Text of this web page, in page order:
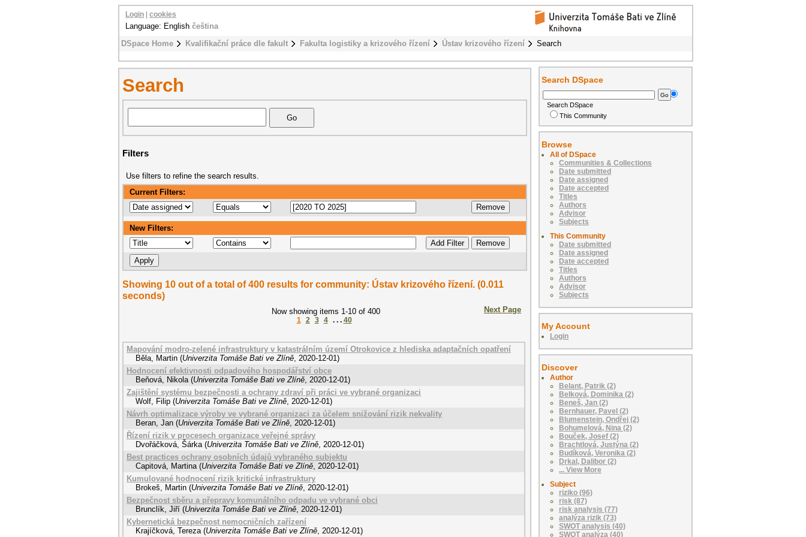
DSpace Home Kvalifikační práce dle fakult Fakulta logistiky a krizového řízení Ústav krizového řízení Search
Login cookies
Language: English čeština
Search
Filters
Use filters to refine the search results.
Current Filters:
New Filters:
Showing 10 out of a total of 400 results for community: Ústav krizového řízení. (0.011
seconds)
Now showing items 1-10 of 400
1 2 3 4 . . . 40
Next Page
Mapování modro-zelené infrastruktury v katastrálním území Otrokovice z hlediska adaptačních opatření
Běla, Martin (Univerzita Tomáše Bati ve Zlíně, 2020-12-01)
Hodnocení efektivnosti odpadového hospodářství obce
Beňová, Nikola (Univerzita Tomáše Bati ve Zlíně, 2020-12-01)
Zajištění systému bezpečnosti a ochrany zdraví při práci ve vybrané organizaci
Wolf, Filip (Univerzita Tomáše Bati ve Zlíně, 2020-12-01)
Návrh optimalizace výroby ve vybrané organizaci za účelem snižování rizik nekvality
Beran, Jan (Univerzita Tomáše Bati ve Zlíně, 2020-12-01)
Řízení rizik v procesech organizace veřejné správy
Dvořáčková, Šárka (Univerzita Tomáše Bati ve Zlíně, 2020-12-01)
Best practices ochrany osobních údajů vybraného subjektu
Capitová, Martina (Univerzita Tomáše Bati ve Zlíně, 2020-12-01)
Kumulované hodnocení rizik kritické infrastruktury
Brokeš, Martin (Univerzita Tomáše Bati ve Zlíně, 2020-12-01)
Bezpečnost sběru a přepravy komunálního odpadu ve vybrané obci
Brunclík, Jiří (Univerzita Tomáše Bati ve Zlíně, 2020-12-01)
Kybernetická bezpečnost nemocničních zařízení
Krajíčková, Tereza (Univerzita Tomáše Bati ve Zlíně, 2020-12-01)
Search DSpace
Search DSpace
This Community
Browse
All of DSpace
Communities & Collections
Date submitted
Date assigned
Date accepted
Titles
Authors
Advisor
Subjects
This Community
Date submitted
Date assigned
Date accepted
Titles
Authors
Advisor
Subjects
My Account
Login
Discover
Author
Belant, Patrik (2)
Belková, Dominika (2)
Beneš, Jan (2)
Bernhauer, Pavel (2)
Blumenstein, Ondřej (2)
Bohumelová, Nina (2)
Bouček, Josef (2)
Brachtlová, Justýna (2)
Budíková, Veronika (2)
Drkal, Dalibor (2)
... View More
Subject
riziko (96)
risk (87)
risk analysis (77)
analýza rizik (73)
SWOT analysis (40)
SWOT analýza (40)